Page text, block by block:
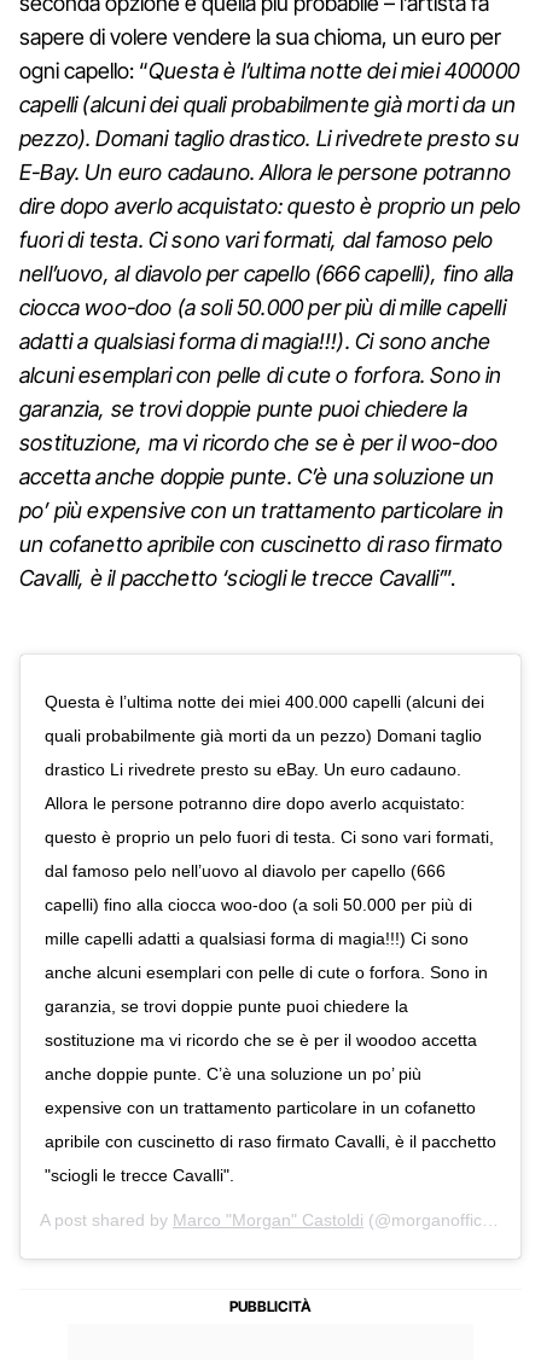
sapere di volere vendere la sua chioma, un euro per
ogni capello: “Questa è l’ultima notte dei miei 400000
capelli (alcuni dei quali probabilmente già morti da un
pezzo). Domani taglio drastico. Li rivedrete presto su
E-Bay. Un euro cadauno. Allora le persone potranno
dire dopo averlo acquistato: questo è proprio un pelo
fuori di testa. Ci sono vari formati, dal famoso pelo
nell’uovo, al diavolo per capello (666 capelli), fino alla
ciocca woo-doo (a soli 50.000 per più di mille capelli
adatti a qualsiasi forma di magia!!!). Ci sono anche
alcuni esemplari con pelle di cute o forfora. Sono in
garanzia, se trovi doppie punte puoi chiedere la
sostituzione, ma vi ricordo che se è per il woo-doo
accetta anche doppie punte. C’è una soluzione un
po’ più expensive con un trattamento particolare in
un cofanetto apribile con cuscinetto di raso firmato
Cavalli, è il pacchetto ‘sciogli le trecce Cavalli’”.
Questa è l’ultima notte dei miei 400.000 capelli (alcuni dei
quali probabilmente già morti da un pezzo) Domani taglio
drastico Li rivedrete presto su eBay. Un euro cadauno.
Allora le persone potranno dire dopo averlo acquistato:
questo è proprio un pelo fuori di testa. Ci sono vari formati,
dal famoso pelo nell’uovo al diavolo per capello (666
capelli) fino alla ciocca woo-doo (a soli 50.000 per più di
mille capelli adatti a qualsiasi forma di magia!!!) Ci sono
anche alcuni esemplari con pelle di cute o forfora. Sono in
garanzia, se trovi doppie punte puoi chiedere la
sostituzione ma vi ricordo che se è per il woodoo accetta
anche doppie punte. C’è una soluzione un po’ più
expensive con un trattamento particolare in un cofanetto
apribile con cuscinetto di raso firmato Cavalli, è il pacchetto
"sciogli le trecce Cavalli".
A post shared by Marco "Morgan" Castoldi (@morganofficial) on